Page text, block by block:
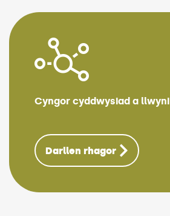
Cyngor cyddwysiad a llwyni
Darllen rhagor